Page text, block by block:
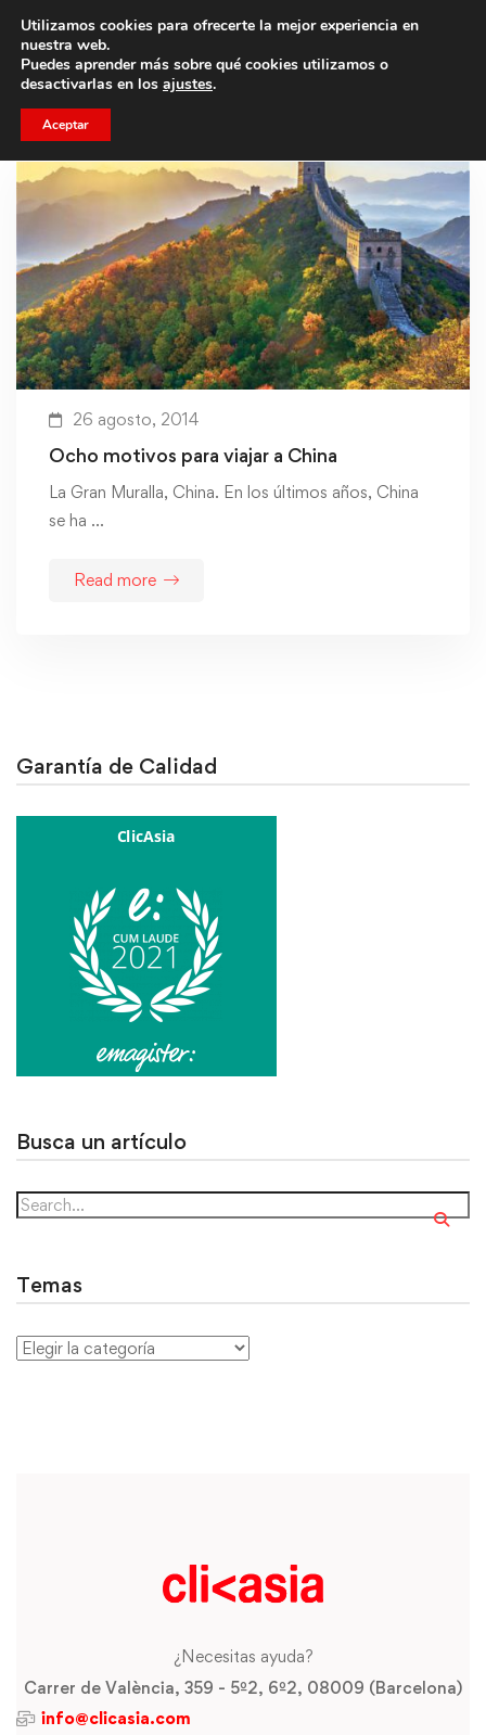
Trae a un amigo y llevaos un total de 75€ de descuento.
26 agosto, 2014
Ocho motivos para viajar a China
La Gran Muralla, China. En los últimos años, China
se ha …
Read more
Garantía de Calidad
Busca un artículo
Temas
¿Necesitas ayuda?
Carrer de València, 359 - 5º2, 6º2, 08009 (Barcelona)
info@clicasia.com
Utilizamos cookies para ofrecerte la mejor experiencia en
nuestra web.
Puedes aprender más sobre qué cookies utilizamos o
desactivarlas en los ajustes.
Aceptar